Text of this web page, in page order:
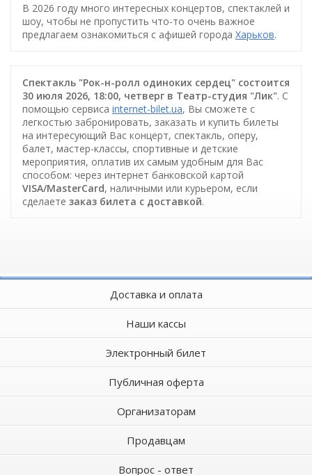
В 2026 году много интересных концертов, спектаклей и
шоу, чтобы не пропустить что-то очень важное
предлагаем ознакомиться с афишей города Харьков.
Спектакль "Рок-н-ролл одиноких сердец" состоится
30 июля 2026, 18:00, четверг в Театр-студия "Лик". С
помощью сервиса internet-bilet.ua, Вы сможете с
легкостью забронировать, заказать и купить билеты
на интересующий Вас концерт, спектакль, оперу,
балет, мастер-классы, спортивные и детские
мероприятия, оплатив их самым удобным для Вас
способом: через интернет банковской картой
VISA/MasterCard, наличными или курьером, если
сделаете заказ билета c доставкой.
Доставка и оплата
Наши кассы
Электронный билет
Публичная оферта
Организаторам
Продавцам
Вопрос - ответ